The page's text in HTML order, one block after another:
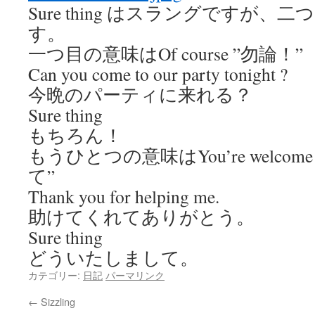
Sure thing はスラングですが、二
す。
一つ目の意味はOf course ”勿論！”
Can you come to our party tonight ?
今晩のパーティに来れる？
Sure thing
もちろん！
もうひとつの意味はYou’re
て”
Thank you for helping me.
助けてくれてありがとう。
Sure thing
どういたしまして。
カテゴリー: 日記 パーマリンク
← Sizzling